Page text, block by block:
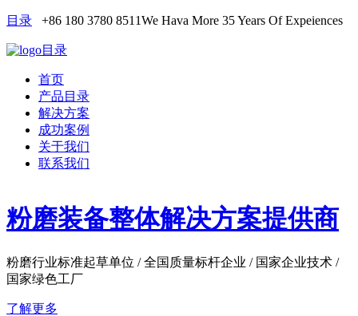
目录 +86 180 3780 8511We Hava More 35 Years Of Expeiences
目录
首页
产品目录
解决方案
成功案例
关于我们
联系我们
粉磨装备整体解决方案提供商
粉磨行业标准起草单位 / 全国质量标杆企业 / 国家企业技术 /
国家绿色工厂
了解更多